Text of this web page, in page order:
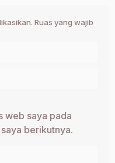
Ruas yang wajib
web saya pada
berikutnya.